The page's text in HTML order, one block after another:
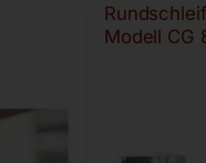
Modell CG